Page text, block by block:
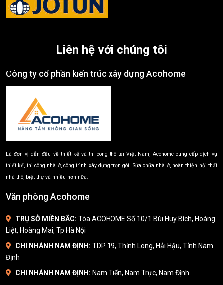
Liên hệ với chúng tôi
Công ty cổ phần kiến trúc xây dựng Acohome
Là đơn vị dẫn đầu về thiết kế và thi công thô tại Việt Nam, Acohome cung cấp dịch vụ
thiết kế, thi công nhà ở, công trình xây dựng trọn gói. Sửa chữa nhà ở, hoàn thiện nội thất
nhà thô, biệt thự và nhiều hơn nữa.
Văn phòng Acohome
TRỤ SỞ MIỀN BẮC: Tòa ACOHOME Số 10/1 Bùi Huy Bích, Hoàng
Liệt, Hoàng Mai, Tp Hà Nội
CHI NHÁNH NAM ĐỊNH: TDP 19, Thịnh Long, Hải Hậu, Tỉnh Nam
Định
CHI NHÁNH NAM ĐỊNH: Nam Tiến, Nam Trực, Nam Định